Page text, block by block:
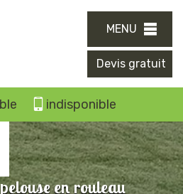
MENU
Devis gratuit
indisponible
en rouleau